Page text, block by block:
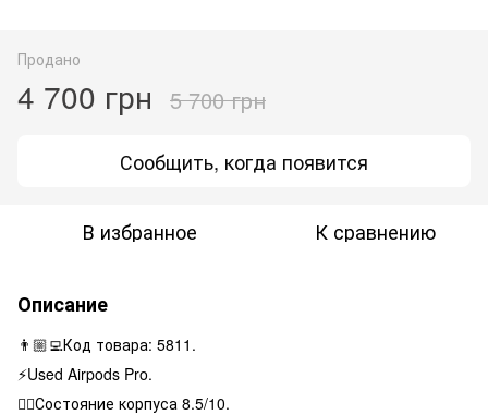
Продано
4 700 грн 5 700 грн
Сообщить, когда появится
В избранное К сравнению
Описание
👨🏼‍💻Код товара: 5811.
⚡️Used Airpods Pro.
👌🏻Состояние корпуса 8.5/10.